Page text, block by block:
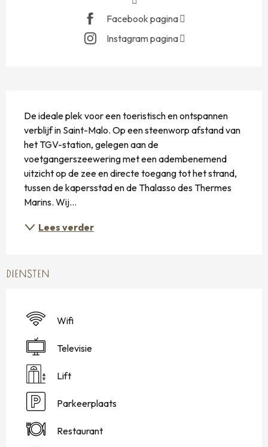
Facebook pagina
Instagram pagina
De ideale plek voor een toeristisch en ontspannen
verblijf in Saint-Malo. Op een steenworp afstand van
het TGV-station, gelegen aan de
voetgangerszeewering met een adembenemend
uitzicht op de zee en directe toegang tot het strand,
tussen de kapersstad en de Thalasso des Thermes
Marins. Wij...
Lees verder
DIENSTEN
Wifi
Televisie
Lift
Parkeerplaats
Restaurant